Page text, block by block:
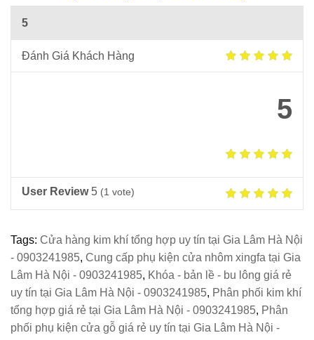
5
Đánh Giá Khách Hàng
5
User Review 5 (1 vote)
Tags: Cửa hàng kim khí tổng hợp uy tín tại Gia Lâm Hà Nội
- 0903241985, Cung cấp phụ kiện cửa nhôm xingfa tại Gia
Lâm Hà Nội - 0903241985, Khóa - bản lề - bu lông giá rẻ
uy tín tại Gia Lâm Hà Nội - 0903241985, Phân phối kim khí
tổng hợp giá rẻ tại Gia Lâm Hà Nội - 0903241985, Phân
phối phụ kiện cửa gỗ giá rẻ uy tín tại Gia Lâm Hà Nội -